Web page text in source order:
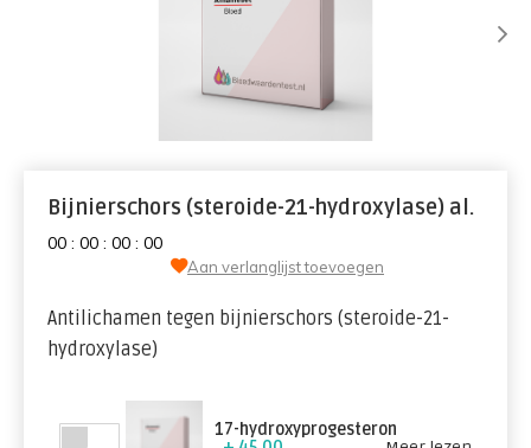
Bijnierschors (steroide-21-hydroxylase) al.
00 : 00 : 00 : 00
Aan verlanglijst toevoegen
Antilichamen tegen bijnierschors (steroide-21-
hydroxylase)
17-hydroxyprogesteron